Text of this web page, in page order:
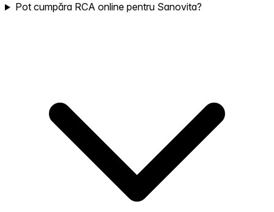
Pot cumpăra RCA online pentru Sanovita?